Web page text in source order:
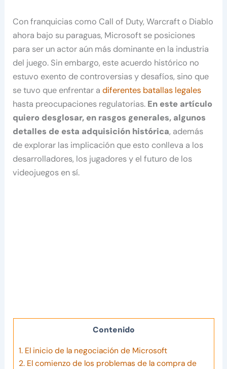
Con franquicias como Call of Duty, Warcraft o Diablo
ahora bajo su paraguas, Microsoft se posiciones
para ser un actor aún más dominante en la industria
del juego. Sin embargo, este acuerdo histórico no
estuvo exento de controversias y desafíos, sino que
se tuvo que enfrentar adiferentes batallas legales
hasta preocupaciones regulatorias. En este artículo
quiero desglosar, en rasgos generales, algunos
detalles de esta adquisición histórica, además
de explorar las implicación que esto conlleva a los
desarrolladores, los jugadores y el futuro de los
videojuegos en sí.
Contenido
1.El inicio de la negociación de Microsoft
2.El comienzo de los problemas de la compra de